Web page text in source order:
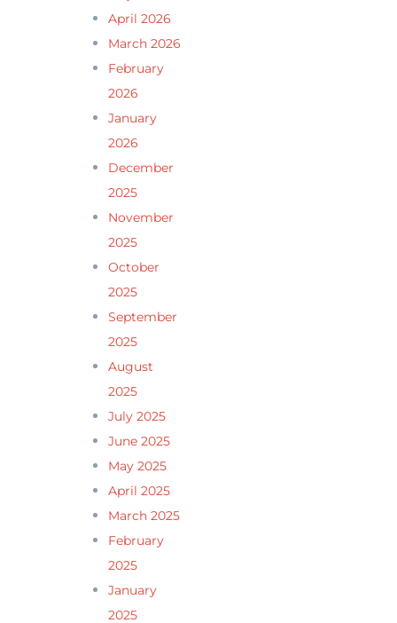
April 2026
March 2026
February
2026
January
2026
December
2025
November
2025
October
2025
September
2025
August
2025
July 2025
June 2025
May 2025
April 2025
March 2025
February
2025
January
2025